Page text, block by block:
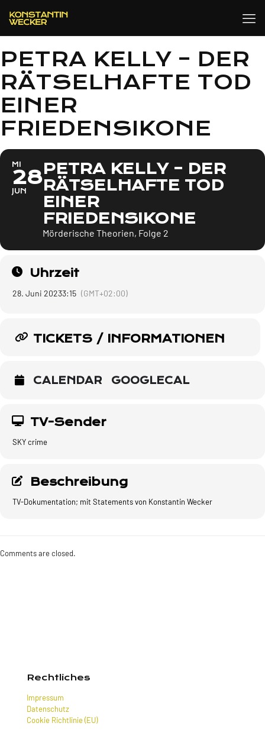
PETRA KELLY – DER
RÄTSELHAFTE TOD
EINER
FRIEDENSIKONE
MI
28
JUN
PETRA KELLY – DER
RÄTSELHAFTE TOD
EINER
FRIEDENSIKONE
Mörderische Theorien, Folge 2
Uhrzeit
28. Juni 20233:15 (GMT+02:00)
TICKETS / INFORMATIONEN
CALENDAR GOOGLECAL
TV-Sender
SKY crime
Beschreibung
TV-Dokumentation; mit Statements von Konstantin Wecker
Comments are closed.
Rechtliches
Impressum
Datenschutz
Cookie Richtlinie (EU)